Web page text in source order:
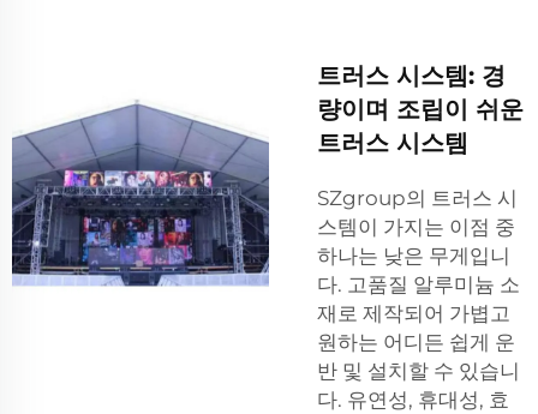
트러스 시스템: 경
량이며 조립이 쉬운
트러스 시스템
SZgroup의 트러스 시
스템이 가지는 이점 중
하나는 낮은 무게입니
다. 고품질 알루미늄 소
재로 제작되어 가볍고
원하는 어디든 쉽게 운
반 및 설치할 수 있습니
다. 유연성, 휴대성, 효